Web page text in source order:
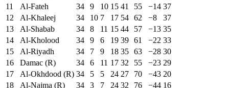
11
Al-Fateh 34 9 10 15 41 55 −14 37
12
Al-Khaleej 34 10 7 17 54 62 −8
37
13
Al-Shabab 34 8 11 15 44 57 −13 35
14
Al-Kholood 34 9 6 19 39 61 −22 33
15
Al-Riyadh 34 7 9 18 35 63 −28 30
16
Damac (R) 34 6 11 17 32 55 −23 29
17
Al-Okhdood (R) 34 5 5 24 27 70 −43 20
18
Al-Najma (R) 34 3 7 24 32 76 −44 16